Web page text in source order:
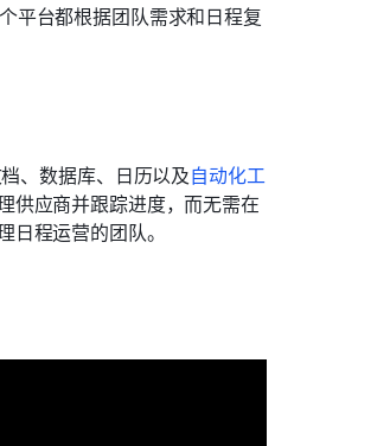
平台都根据团队需求和日程复
、数据库、日历以及自动化工
供应商并跟踪进度，而无需在
程运营的团队。